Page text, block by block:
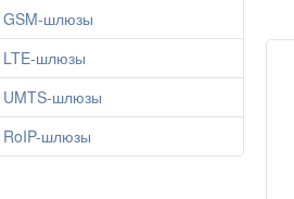
GSM-шлюзы
LTE-шлюзы
UMTS-шлюзы
RoIP-шлюзы